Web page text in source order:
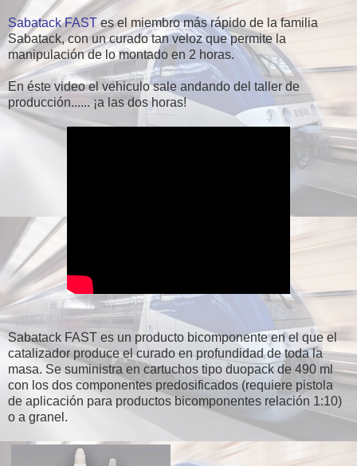
Sabatack FASTes el miembro más rápido de la familia
Sabatack, con un curado tan veloz que permite la
manipulación de lo montado en 2 horas.
En éste video el vehiculo sale andando del taller de
producción...... ¡a las dos horas!
Sabatack FAST es un producto bicomponente en el que el
catalizador produce el curado en profundidad de toda la
masa. Se suministra en cartuchos tipo duopack de 490 ml
con los dos componentes predosificados (requiere pistola
de aplicación para productos bicomponentes relación 1:10)
o a granel.